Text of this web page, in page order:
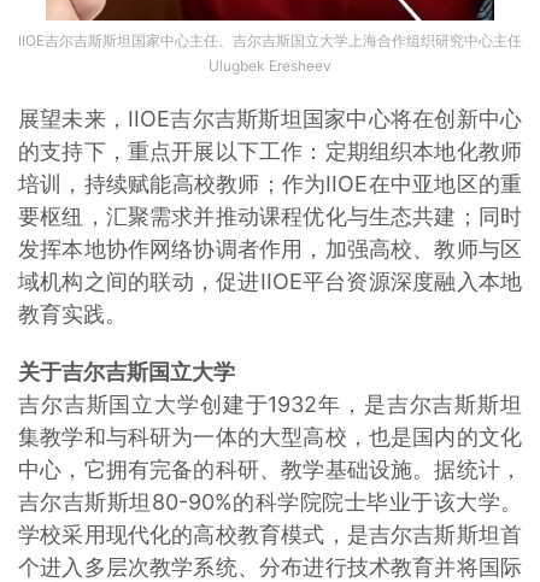
IIOE吉尔吉斯斯坦国家中心主任、吉尔吉斯国立大学上海合作组织研究中心主任
Ulugbek Eresheev
展望未来，IIOE吉尔吉斯斯坦国家中心将在创新中心
的支持下，重点开展以下工作：定期组织本地化教师
培训，持续赋能高校教师；作为IIOE在中亚地区的重
要枢纽，汇聚需求并推动课程优化与生态共建；同时
发挥本地协作网络协调者作用，加强高校、教师与区
域机构之间的联动，促进IIOE平台资源深度融入本地
教育实践。
关于吉尔吉斯国立大学
吉尔吉斯国立大学创建于1932年，是吉尔吉斯斯坦
集教学和与科研为一体的大型高校，也是国内的文化
中心，它拥有完备的科研、教学基础设施。据统计，
吉尔吉斯斯坦80-90%的科学院院士毕业于该大学。
学校采用现代化的高校教育模式，是吉尔吉斯斯坦首
个进入多层次教学系统、分布进行技术教育并将国际